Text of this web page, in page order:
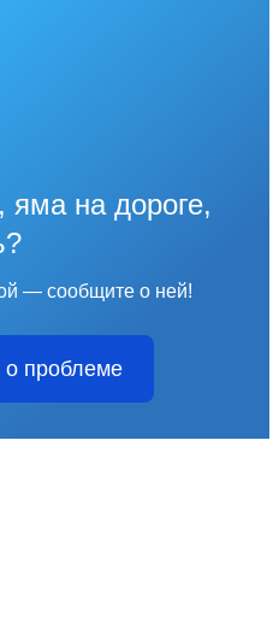
яма на дороге,
— сообщите о ней!
проблеме